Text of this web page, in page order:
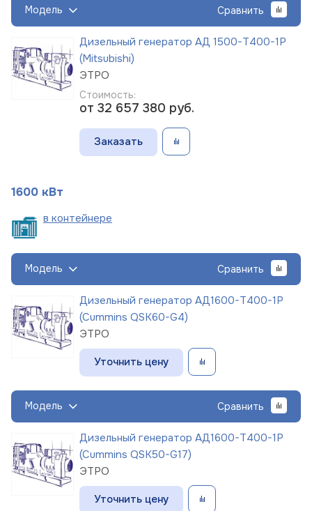
Модель Сравнить
Дизельный генератор АД 1500-Т400-1Р
(Mitsubishi)
ЭТРО
Стоимость:
от 32 657 380 руб.
Заказать
1600 кВт
в контейнере
Модель Сравнить
Дизельный генератор АД1600-Т400-1Р
(Cummins QSK60-G4)
ЭТРО
Уточнить цену
Модель Сравнить
Дизельный генератор АД1600-Т400-1Р
(Cummins QSK50-G17)
ЭТРО
Уточнить цену